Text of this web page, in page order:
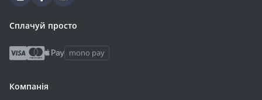
Сплачуй просто
mono pay
Компанія